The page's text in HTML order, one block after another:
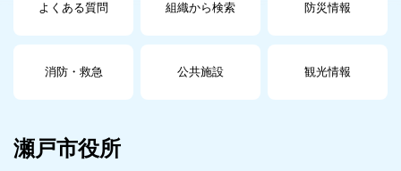
よくある質問 組織から検索 防災情報
消防・救急 公共施設 観光情報
瀬戸市役所